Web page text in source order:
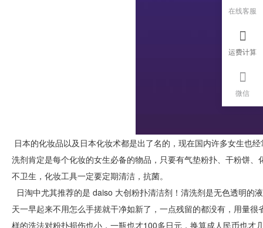
日本的化妆品以及日本化妆术都是出了名的，现在国内许多女生也
洗剂肯定是每个化妆的女生必备的物品，只要有气垫粉扑、干粉饼
不卫生，化妆工具一定要定期清洁，抗菌。
日淘中尤其推荐的是 daiso 大创粉扑清洁剂！清洗剂是无色透明的
天一早起来不用怎么手搓就干净如新了，一点残留的都没有，用量
样的洗法对粉扑损伤也小，一瓶也才100多日元，换算成人民币也
在线客服
运费计算
微信